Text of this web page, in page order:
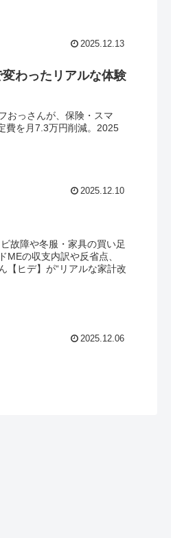
2025.12.13
わったリアルな体験
おっさんが、保険・スマ
費を月7.3万円削減。2025
2025.12.10
故障や冬服・家具の買い足
MEの収支内訳や反省点、
【ヒデ】が“リアルな家計改
2025.12.06